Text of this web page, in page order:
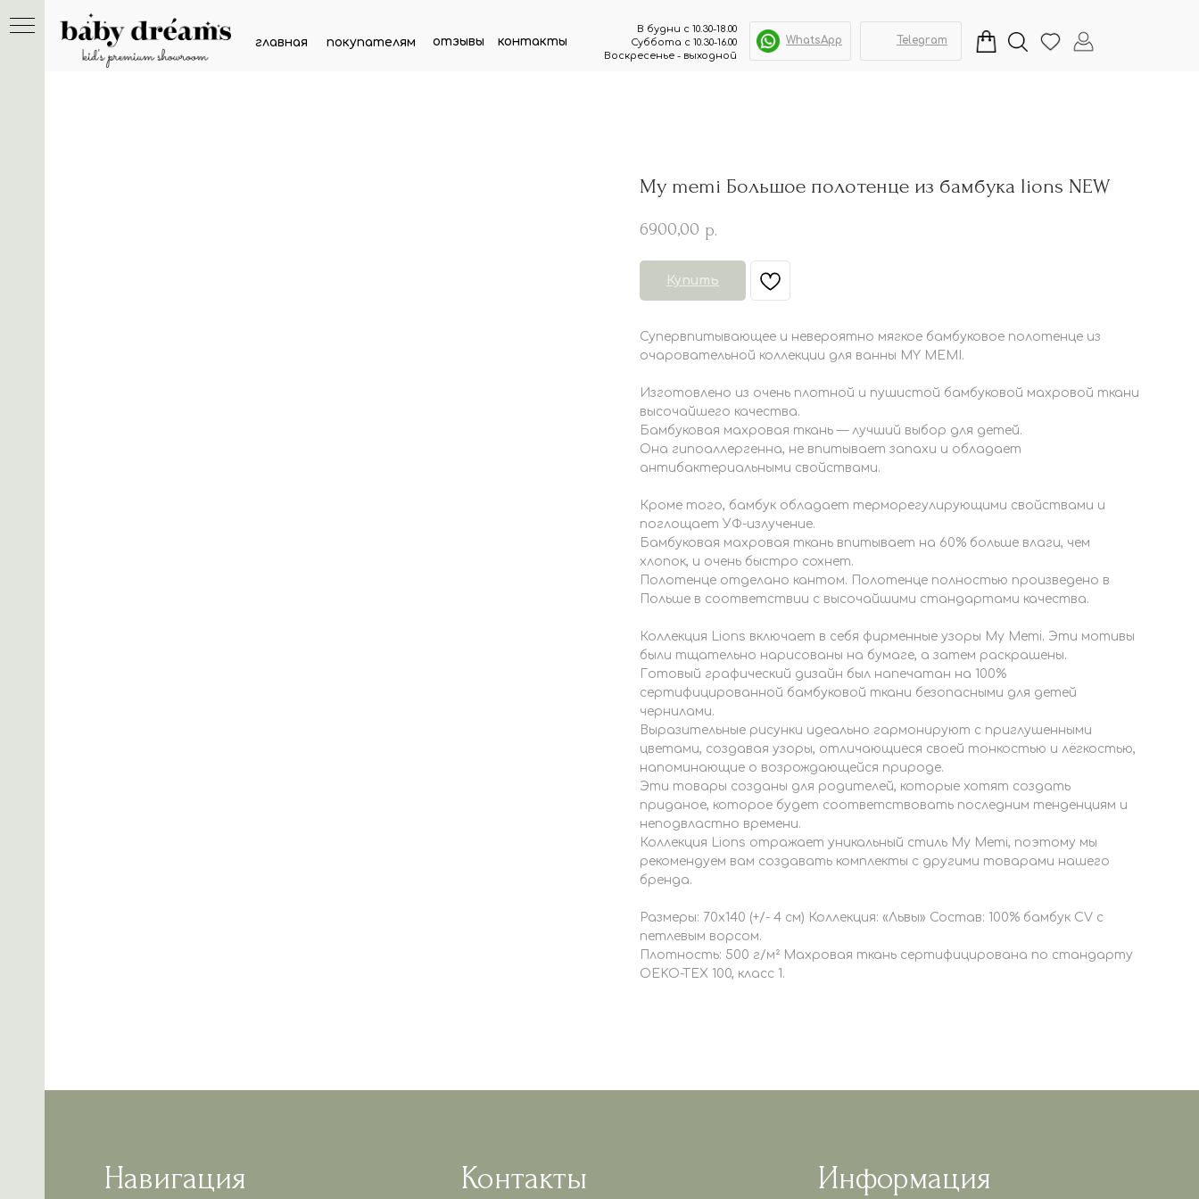
Telegram
контакты
отзывы
покупателям
главная WhatsApp
В будни с 10.30-18.00
Суббота с 10.30-16.00
Воскресенье - выходной
My memi Большое полотенце из бамбука lions NEW
6900,00 р.
Купить
Супервпитывающее и невероятно мягкое бамбуковое полотенце из
очаровательной коллекции для ванны MY MEMI.
Изготовлено из очень плотной и пушистой бамбуковой махровой ткани
высочайшего качества.
Бамбуковая махровая ткань — лучший выбор для детей.
Она гипоаллергенна, не впитывает запахи и обладает
антибактериальными свойствами.
Кроме того, бамбук обладает терморегулирующими свойствами и
поглощает УФ-излучение.
Бамбуковая махровая ткань впитывает на 60% больше влаги, чем
хлопок, и очень быстро сохнет.
Полотенце отделано кантом. Полотенце полностью произведено в
Польше в соответствии с высочайшими стандартами качества.
Коллекция Lions включает в себя фирменные узоры My Memi. Эти мотивы
были тщательно нарисованы на бумаге, а затем раскрашены.
Готовый графический дизайн был напечатан на 100%
сертифицированной бамбуковой ткани безопасными для детей
чернилами.
Выразительные рисунки идеально гармонируют с приглушенными
цветами, создавая узоры, отличающиеся своей тонкостью и лёгкостью,
напоминающие о возрождающейся природе.
Эти товары созданы для родителей, которые хотят создать
приданое, которое будет соответствовать последним тенденциям и
неподвластно времени.
Коллекция Lions отражает уникальный стиль My Memi, поэтому мы
рекомендуем вам создавать комплекты с другими товарами нашего
бренда.
Размеры: 70x140 (+/- 4 см) Коллекция: «Львы» Состав: 100% бамбук CV с
петлевым ворсом.
Плотность: 500 г/м² Махровая ткань сертифицирована по стандарту
OEKO-TEX 100, класс 1.
Навигация Контакты Информация